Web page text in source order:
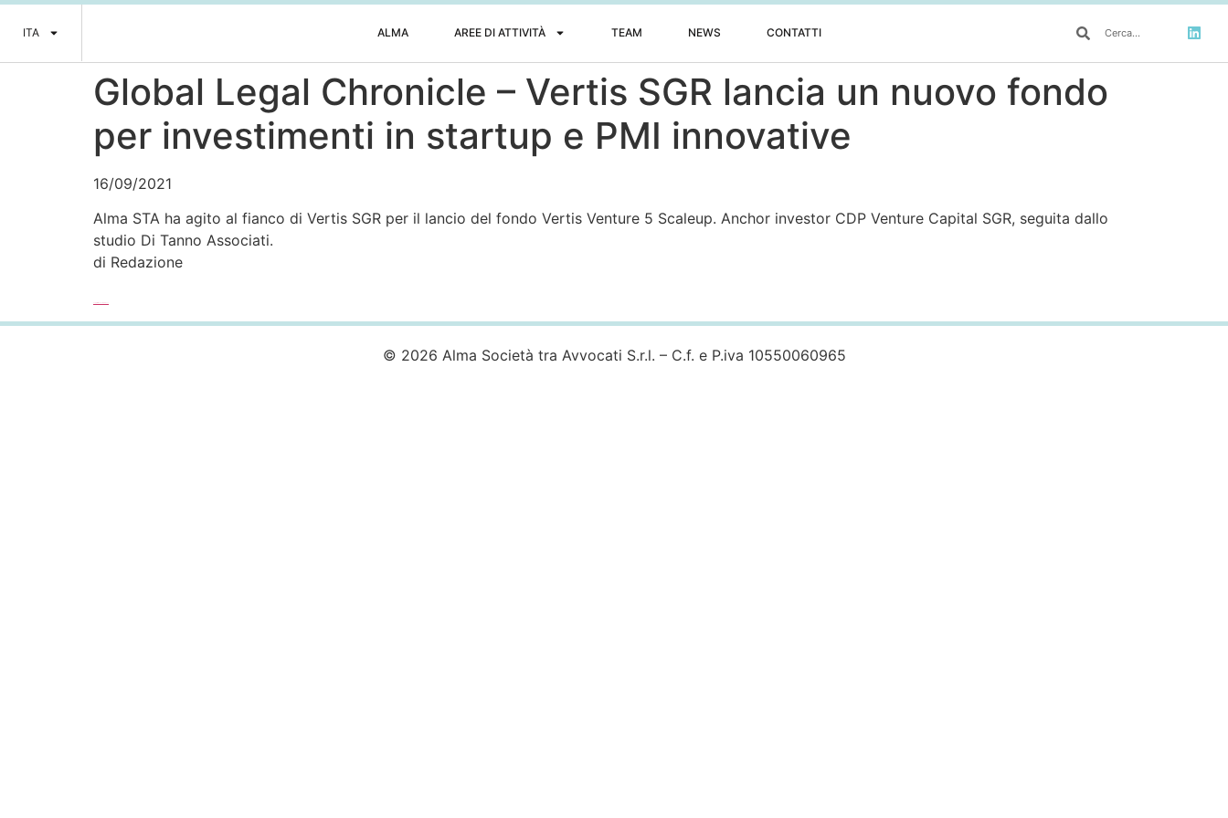
ITA ALMA AREE DI ATTIVITÀ TEAM NEWS CONTATTI
Global Legal Chronicle – Vertis SGR lancia un nuovo fondo
per investimenti in startup e PMI innovative
16/09/2021
Alma STA ha agito al fianco di Vertis SGR per il lancio del fondo Vertis Venture 5 Scaleup. Anchor investor CDP Venture Capital SGR, seguita dallo
studio Di Tanno Associati.
di Redazione
© 2026 Alma Società tra Avvocati S.r.l. – C.f. e P.iva 10550060965